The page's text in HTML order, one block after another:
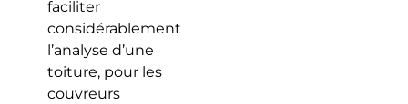
faciliter
considérablement
l’analyse d’une
toiture, pour les
couvreurs